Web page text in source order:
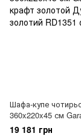
Шафа-купе
360x220x45 см
крафт золотой
19 181 грн